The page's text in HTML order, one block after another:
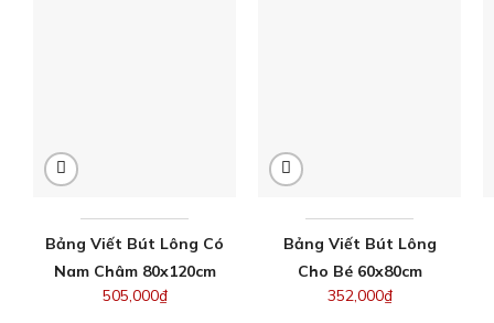
Bảng Viết Bút Lông Có
Nam Châm 80x120cm
505,000₫
Bảng Viết Bút Lông
Cho Bé 60x80cm
352,000₫